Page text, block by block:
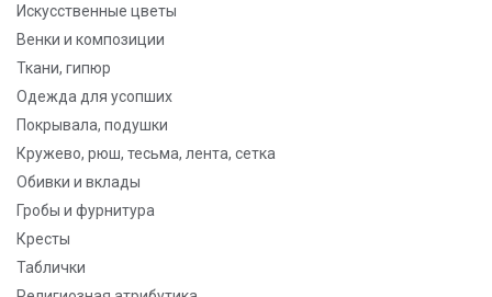
Искусственные цветы
Венки и композиции
Ткани, гипюр
Одежда для усопших
Покрывала, подушки
Кружево, рюш, тесьма, лента, сетка
Обивки и вклады
Гробы и фурнитура
Кресты
Таблички